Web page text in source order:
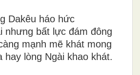
Dakêu háo hức
nhưng bất lực đám đông
mạnh mẽ khát mong
hay lòng Ngài khao khát.